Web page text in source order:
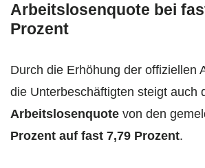
Arbeitslosenquote bei
Prozent
Durch die Erhöhung der offiziellen
die Unterbeschäftigten steigt auch
Arbeitslosenquote von den
Prozent auf fast 7,79 Prozent.